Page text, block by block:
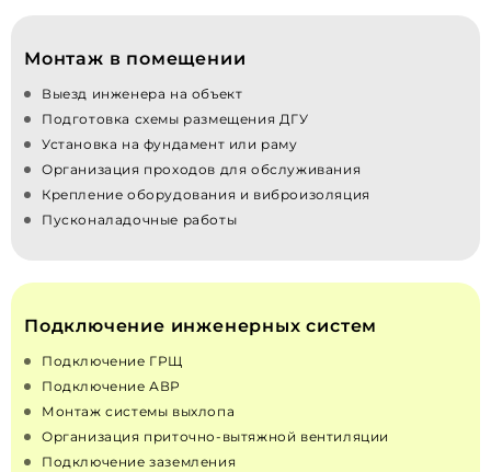
Монтаж в помещении
Выезд инженера на объект
Подготовка схемы размещения ДГУ
Установка на фундамент или раму
Организация проходов для обслуживания
Крепление оборудования и виброизоляция
Пусконаладочные работы
Подключение инженерных систем
Подключение ГРЩ
Подключение АВР
Монтаж системы выхлопа
Организация приточно‑вытяжной вентиляции
Подключение заземления